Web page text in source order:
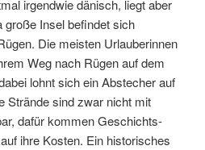
irgendwie dänisch, liegt aber
große Insel befindet sich
Die meisten Urlauberinnen
Weg nach Rügen auf dem
lohnt sich ein Abstecher auf
Strände sind zwar nicht mit
dafür kommen Geschichts-
ihre Kosten. Ein historisches